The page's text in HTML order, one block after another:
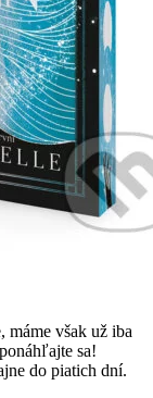
máme však už iba
sa!
do piatich dní.